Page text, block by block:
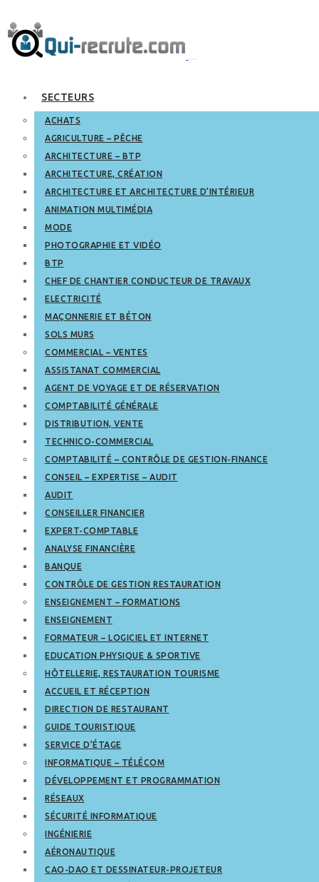
SECTEURS
ACHATS
AGRICULTURE – PÊCHE
ARCHITECTURE – BTP
ARCHITECTURE, CRÉATION
ARCHITECTURE ET ARCHITECTURE D’INTÉRIEUR
ANIMATION MULTIMÉDIA
MODE
PHOTOGRAPHIE ET VIDÉO
BTP
CHEF DE CHANTIER CONDUCTEUR DE TRAVAUX
ELECTRICITÉ
MAÇONNERIE ET BÉTON
SOLS MURS
COMMERCIAL – VENTES
ASSISTANAT COMMERCIAL
AGENT DE VOYAGE ET DE RÉSERVATION
COMPTABILITÉ GÉNÉRALE
DISTRIBUTION, VENTE
TECHNICO-COMMERCIAL
COMPTABILITÉ – CONTRÔLE DE GESTION-FINANCE
CONSEIL – EXPERTISE – AUDIT
AUDIT
CONSEILLER FINANCIER
EXPERT-COMPTABLE
ANALYSE FINANCIÈRE
BANQUE
CONTRÔLE DE GESTION RESTAURATION
ENSEIGNEMENT – FORMATIONS
ENSEIGNEMENT
FORMATEUR – LOGICIEL ET INTERNET
EDUCATION PHYSIQUE & SPORTIVE
HÔTELLERIE, RESTAURATION TOURISME
ACCUEIL ET RÉCEPTION
DIRECTION DE RESTAURANT
GUIDE TOURISTIQUE
SERVICE D’ÉTAGE
INFORMATIQUE – TÉLÉCOM
DÉVELOPPEMENT ET PROGRAMMATION
RÉSEAUX
SÉCURITÉ INFORMATIQUE
INGÉNIERIE
AÉRONAUTIQUE
CAO-DAO ET DESSINATEUR-PROJETEUR